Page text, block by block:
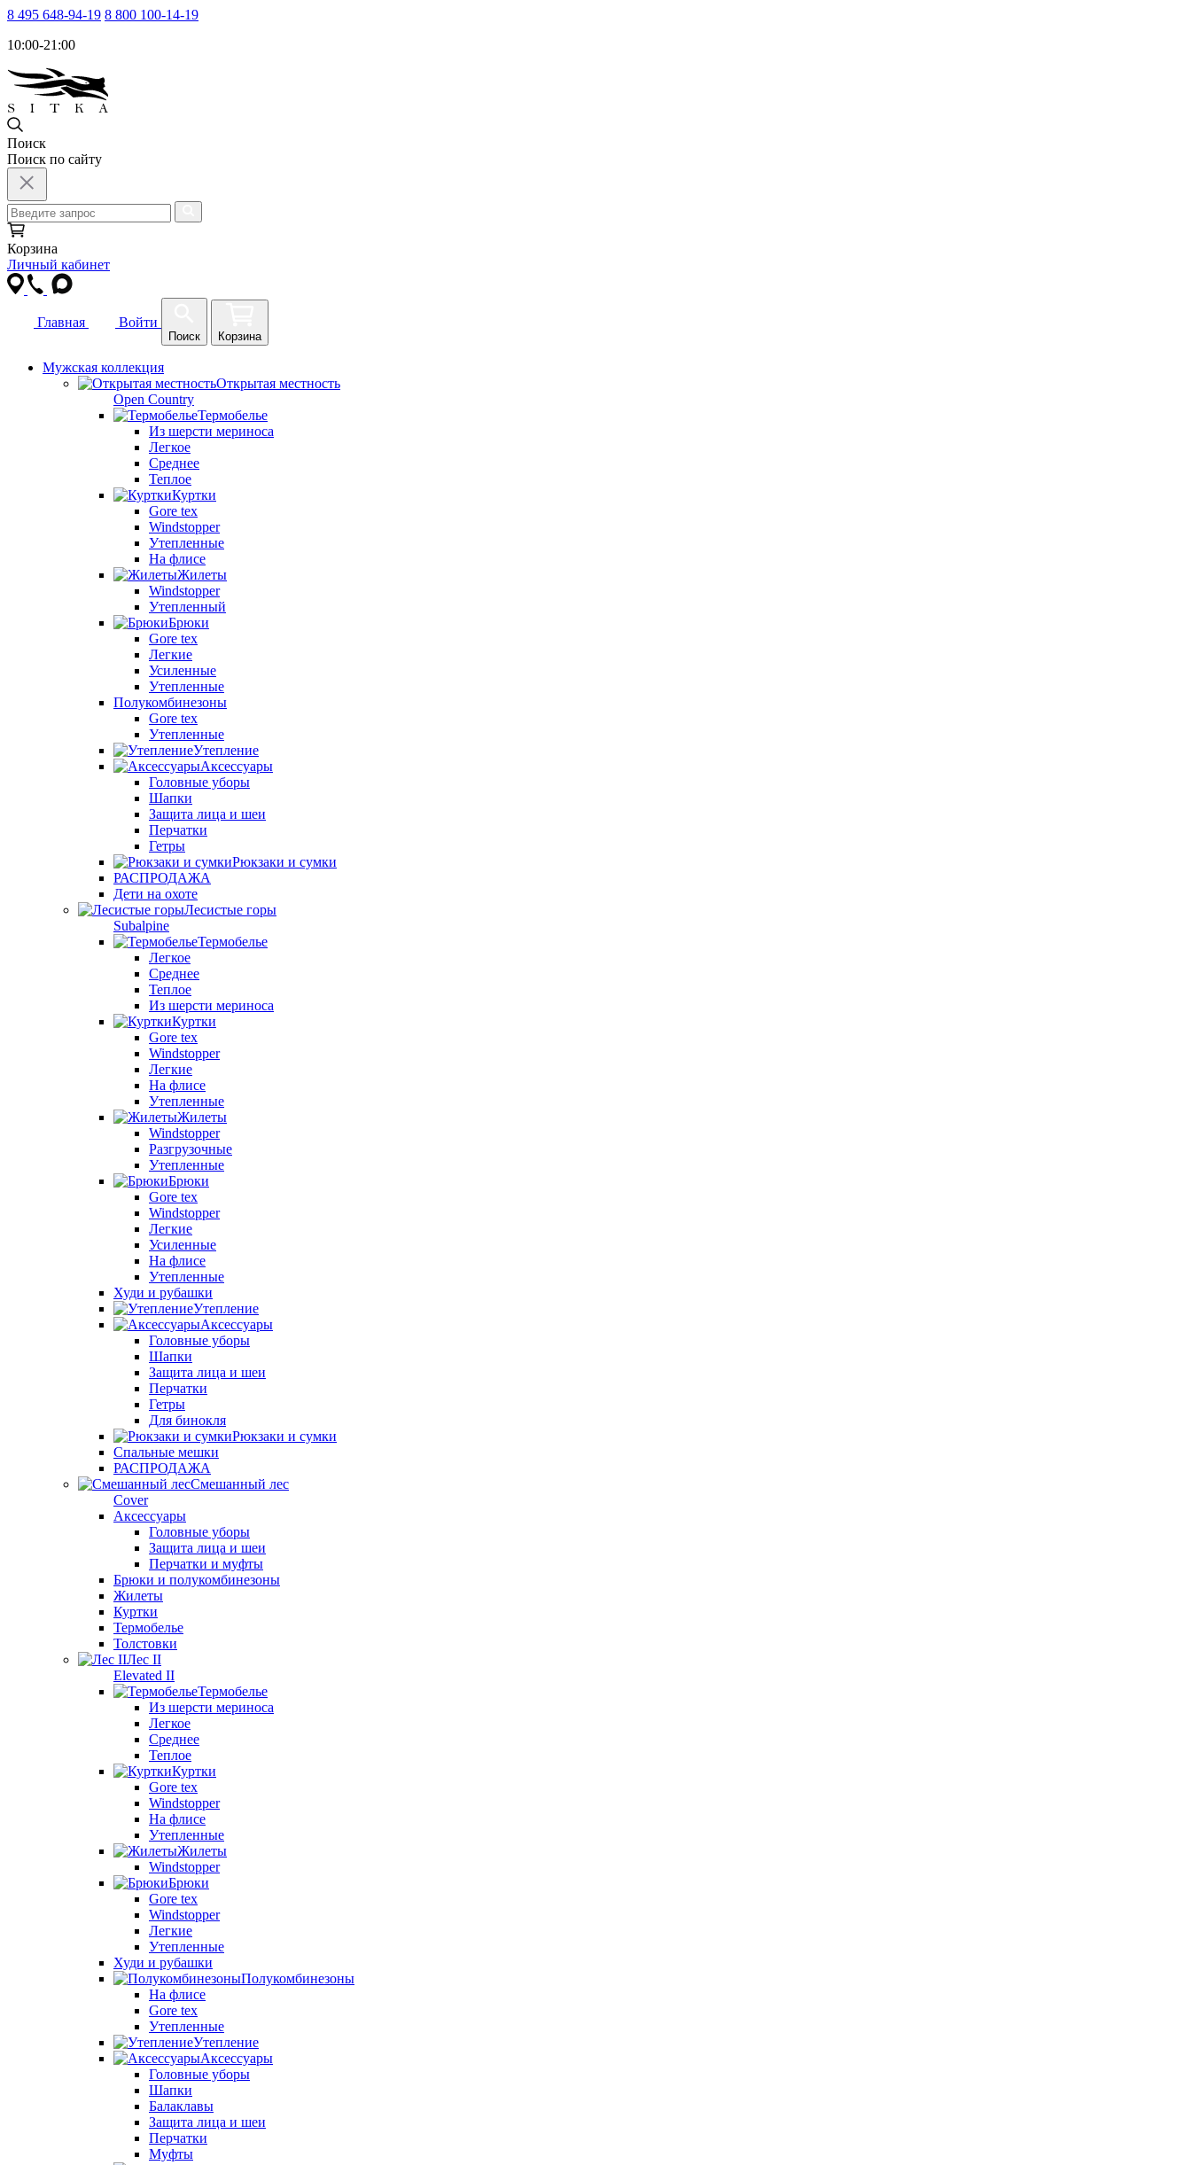
8 495 648-94-19 8 800 100-14-19
10:00-21:00
Поиск
Поиск по сайту
Корзина
Личный кабинет
Главная Войти
Поиск Корзина
Мужская коллекция
Открытая местность
Open Country
Термобелье
Из шерсти мериноса
Легкое
Среднее
Теплое
Куртки
Gore tex
Windstopper
Утепленные
На флисе
Жилеты
Windstopper
Утепленный
Брюки
Gore tex
Легкие
Усиленные
Утепленные
Полукомбинезоны
Gore tex
Утепленные
Утепление
Аксессуары
Головные уборы
Шапки
Защита лица и шеи
Перчатки
Гетры
Рюкзаки и сумки
РАСПРОДАЖА
Дети на охоте
Лесистые горы
Subalpine
Термобелье
Легкое
Среднее
Теплое
Из шерсти мериноса
Куртки
Gore tex
Windstopper
Легкие
На флисе
Утепленные
Жилеты
Windstopper
Разгрузочные
Утепленные
Брюки
Gore tex
Windstopper
Легкие
Усиленные
На флисе
Утепленные
Худи и рубашки
Утепление
Аксессуары
Головные уборы
Шапки
Защита лица и шеи
Перчатки
Гетры
Для бинокля
Рюкзаки и сумки
Спальные мешки
РАСПРОДАЖА
Смешанный лес
Cover
Аксессуары
Головные уборы
Защита лица и шеи
Перчатки и муфты
Брюки и полукомбинезоны
Жилеты
Куртки
Термобелье
Толстовки
Лес II
Elevated II
Термобелье
Из шерсти мериноса
Легкое
Среднее
Теплое
Куртки
Gore tex
Windstopper
На флисе
Утепленные
Жилеты
Windstopper
Брюки
Gore tex
Windstopper
Легкие
Утепленные
Худи и рубашки
Полукомбинезоны
На флисе
Gore tex
Утепленные
Утепление
Аксессуары
Головные уборы
Шапки
Балаклавы
Защита лица и шеи
Перчатки
Муфты